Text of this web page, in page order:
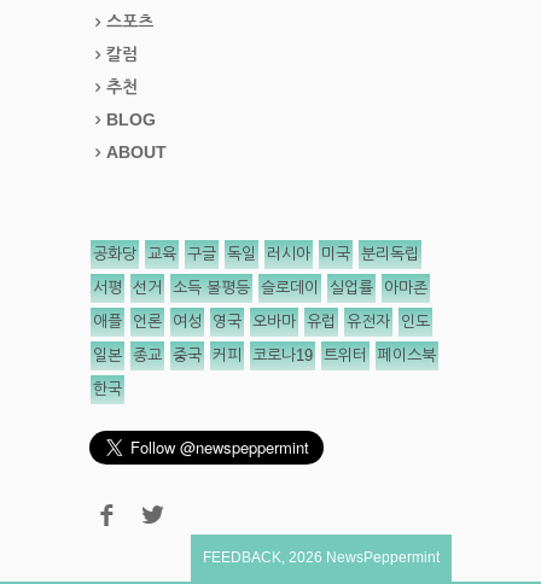
스포츠
칼럼
추천
BLOG
ABOUT
공화당 교육 구글 독일 러시아 미국 분리독립
서평 선거 소득 불평등 슬로데이 실업률 아마존
애플 언론 여성 영국 오바마 유럽 유전자 인도
일본 종교 중국 커피 코로나19 트위터 페이스북
한국
FEEDBACK 2026 NewsPeppermint